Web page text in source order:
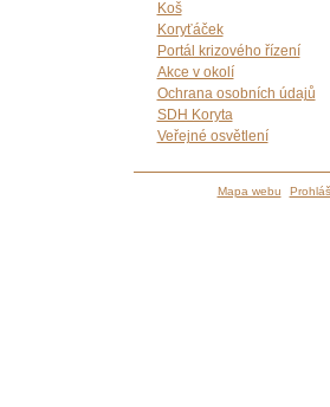
Koš
Koryťáček
Portál krizového řízení
Akce v okolí
Ochrana osobních údajů
SDH Koryta
Veřejné osvětlení
Mapa webu